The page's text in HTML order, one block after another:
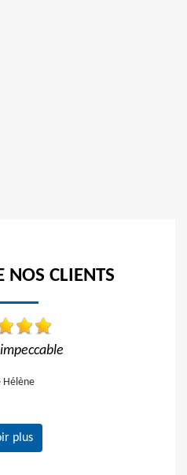
NOS CLIENTS
Tarif correct Je recommande
plus